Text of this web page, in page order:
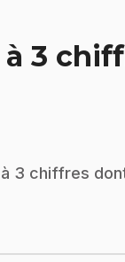
3
3 chiffres